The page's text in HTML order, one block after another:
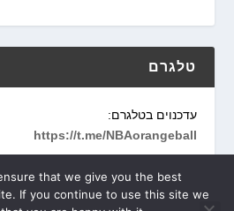
טלגרם
עדכנוים בטלגרם:
https://t.me/NBAorangeball
that we give you the best
If you continue to use this site we